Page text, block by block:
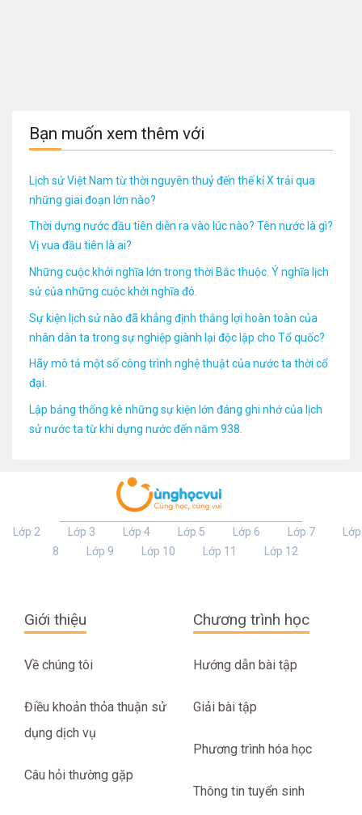
Bạn muốn xem thêm với
Lịch sử Việt Nam từ thời nguyên thuỷ đến thế kỉ X trải qua
những giai đoạn lớn nào?
Thời dựng nước đầu tiên diễn ra vào lúc nào? Tên nước là gì?
Vị vua đầu tiên là ai?
Những cuộc khởi nghĩa lớn trong thời Bắc thuộc. Ý nghĩa lịch
sử của những cuộc khởi nghĩa đó.
Sự kiện lịch sử nào đã khẳng định thắng lợi hoàn toàn của
nhân dân ta trong sự nghiệp giành lại độc lập cho Tổ quốc?
Hãy mô tả một số công trình nghệ thuật của nước ta thời cổ
đại.
Lập bảng thống kê những sự kiện lớn đáng ghi nhớ của lịch
sử nước ta từ khi dựng nước đến năm 938.
Lớp 2 Lớp 3 Lớp 4 Lớp 5 Lớp 6 Lớp 7
Lớp
8
Lớp 9 Lớp 10 Lớp 11 Lớp 12
Giới thiệu
Về chúng tôi
Điều khoản thỏa thuận sử
dụng dịch vụ
Câu hỏi thường gặp
Chương trình học
Hướng dẫn bài tập
Giải bài tập
Phương trình hóa học
Thông tin tuyển sinh